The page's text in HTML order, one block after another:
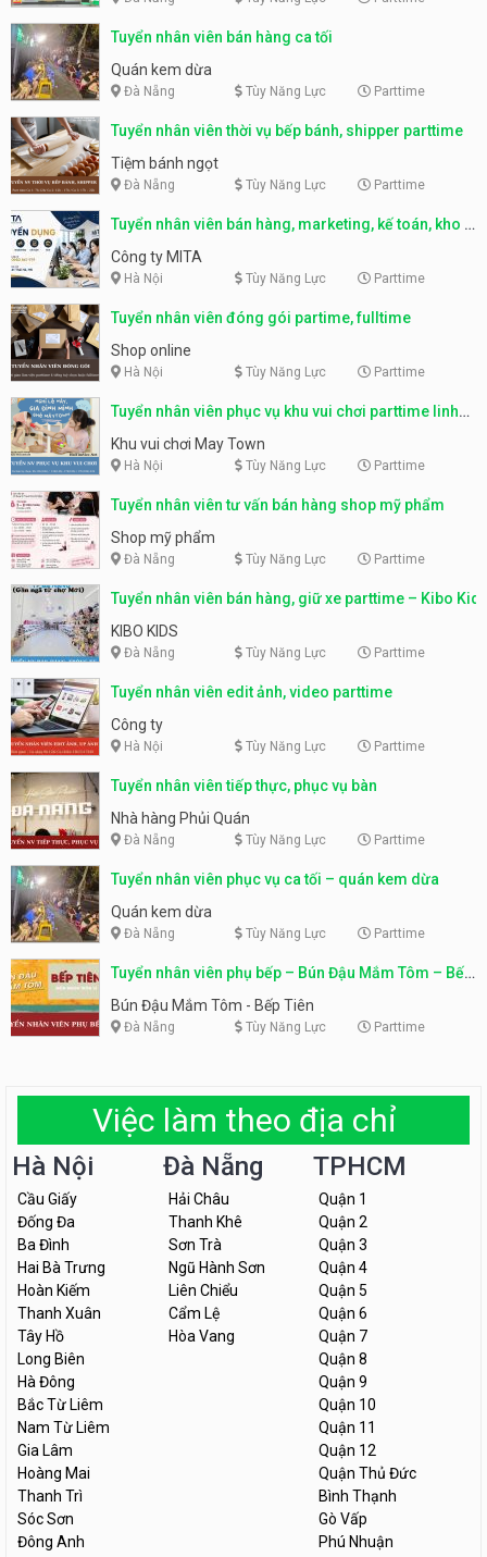
Tuyển nhân viên bán hàng ca tối
Quán kem dừa
Đà Nẵng Tùy Năng Lực Parttime
Tuyển nhân viên thời vụ bếp bánh, shipper parttime
Tiệm bánh ngọt
Đà Nẵng Tùy Năng Lực Parttime
Tuyển nhân viên bán hàng, marketing, kế toán, kho –
parttime, fulltime
Công ty MITA
Hà Nội Tùy Năng Lực Parttime
Tuyển nhân viên đóng gói partime, fulltime
Shop online
Hà Nội Tùy Năng Lực Parttime
Tuyển nhân viên phục vụ khu vui chơi parttime linh
động
Khu vui chơi May Town
Hà Nội Tùy Năng Lực Parttime
Tuyển nhân viên tư vấn bán hàng shop mỹ phẩm
Shop mỹ phẩm
Đà Nẵng Tùy Năng Lực Parttime
Tuyển nhân viên bán hàng, giữ xe parttime – Kibo Kid
KIBO KIDS
Đà Nẵng Tùy Năng Lực Parttime
Tuyển nhân viên edit ảnh, video parttime
Công ty
Hà Nội Tùy Năng Lực Parttime
Tuyển nhân viên tiếp thực, phục vụ bàn
Nhà hàng Phủi Quán
Đà Nẵng Tùy Năng Lực Parttime
Tuyển nhân viên phục vụ ca tối – quán kem dừa
Quán kem dừa
Đà Nẵng Tùy Năng Lực Parttime
Tuyển nhân viên phụ bếp – Bún Đậu Mắm Tôm – Bếp
Tiên
Bún Đậu Mắm Tôm - Bếp Tiên
Đà Nẵng Tùy Năng Lực Parttime
Việc làm theo địa chỉ
Hà Nội
Cầu Giấy
Đống Đa
Ba Đình
Hai Bà Trưng
Hoàn Kiếm
Thanh Xuân
Tây Hồ
Long Biên
Hà Đông
Bắc Từ Liêm
Nam Từ Liêm
Gia Lâm
Hoàng Mai
Thanh Trì
Sóc Sơn
Đông Anh
Đà Nẵng
Hải Châu
Thanh Khê
Sơn Trà
Ngũ Hành Sơn
Liên Chiểu
Cẩm Lệ
Hòa Vang
TPHCM
Quận 1
Quận 2
Quận 3
Quận 4
Quận 5
Quận 6
Quận 7
Quận 8
Quận 9
Quận 10
Quận 11
Quận 12
Quận Thủ Đức
Bình Thạnh
Gò Vấp
Phú Nhuận